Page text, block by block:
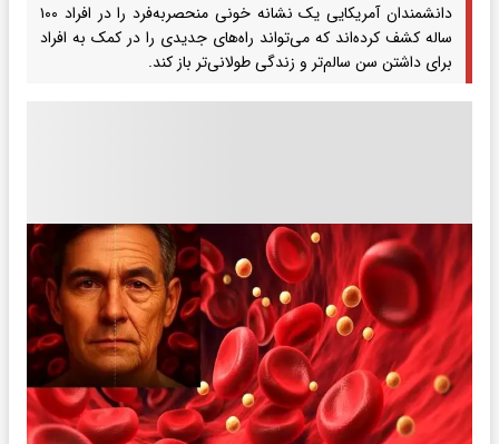
دانشمندان آمریکایی یک نشانه خونی منحصربه‌فرد را در افراد ۱۰۰
ساله کشف کرده‌اند که می‌تواند راه‌های جدیدی را در کمک به افراد
برای داشتن سن سالم‌تر و زندگی طولانی‌تر باز کند.